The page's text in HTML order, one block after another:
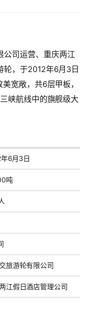
公司运营、重庆两江
轮，于2012年6月3日
宽敞，共6层甲板，
峡航线中的旗舰级大
6月3日
吨
旅游轮有限公司
江假日酒店管理公司